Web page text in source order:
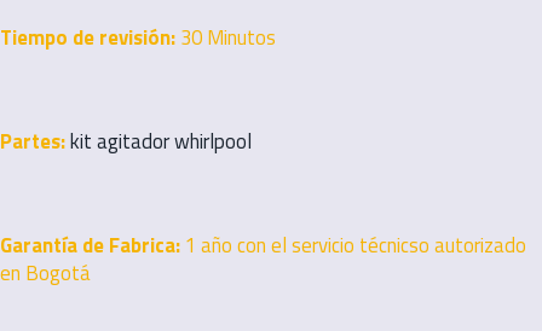
Tiempo de revisión:30 Minutos
Partes:kit agitador whirlpool
Garantía de Fabrica:1 año con el servicio técnicso autorizado
en Bogotá